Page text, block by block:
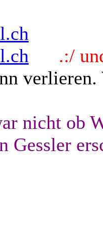
.:/
nicht ob
Gessler